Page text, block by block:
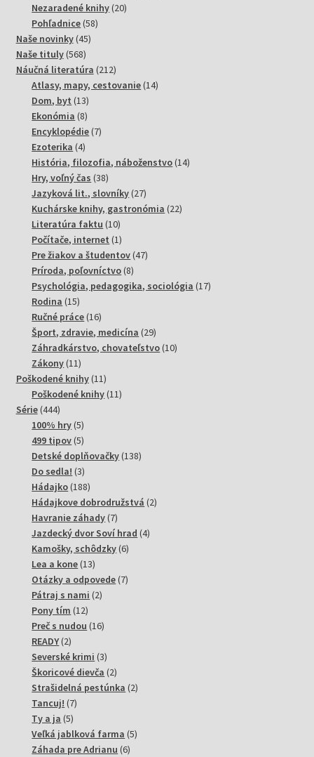
Nezaradené knihy 2020
Pohľadnice 5858
Naše novinky 4545
Naše tituly 568568
produktov
Náučná literatúra 212212
produktov
Atlasy, mapy, cestovanie 1414
Dom, byt 1313
produktov
Ekonómia 88
produktov
Encyklopédie 77
Ezoterika 44
produkty
História, filozofia, náboženstvo 1414
Hry, voľný čas 3838
produktov
Jazyková lit., slovníky 2727
produktov
Kuchárske knihy, gastronómia 2222
Literatúra faktu 1010
produktov
Počítače, internet 11
produkt
Pre žiakov a študentov 4747
Príroda, poľovníctvo 88
produktov
Psychológia, pedagogika, sociológia 1717
Rodina 1515
produktov
Ručné práce 1616
produktov
Šport, zdravie, medicína 2929
produktov
Záhradkárstvo, chovateľstvo 1010
Zákony 1111
produktov
Poškodené knihy 1111
produktov
Poškodené knihy 1111
Série 444444
produktov
100% hry 55
produktov
499 tipov 55
produktov
Detské doplňovačky 138138
Do sedla! 33
produkty
Hádajko 188188
produktov
Hádajkove dobrodružstvá 22
Havranie záhady 77
produktov
Jazdecký dvor Soví hrad 44
Kamošky, schôdzky 66
Lea a kone 1313
produktov
Otázky a odpovede 77
Pátraj s nami 22
Pony tím 1212
produktov
Preč s nudou 1616
READY 22
produkty
Severské krimi 33
produkty
Škoricové dievča 22
produkty
Strašidelná pestúnka 22
Tancuj! 77
Ty a ja 55
produktov
Veľká jablková farma 55
Záhada pre Adrianu 66